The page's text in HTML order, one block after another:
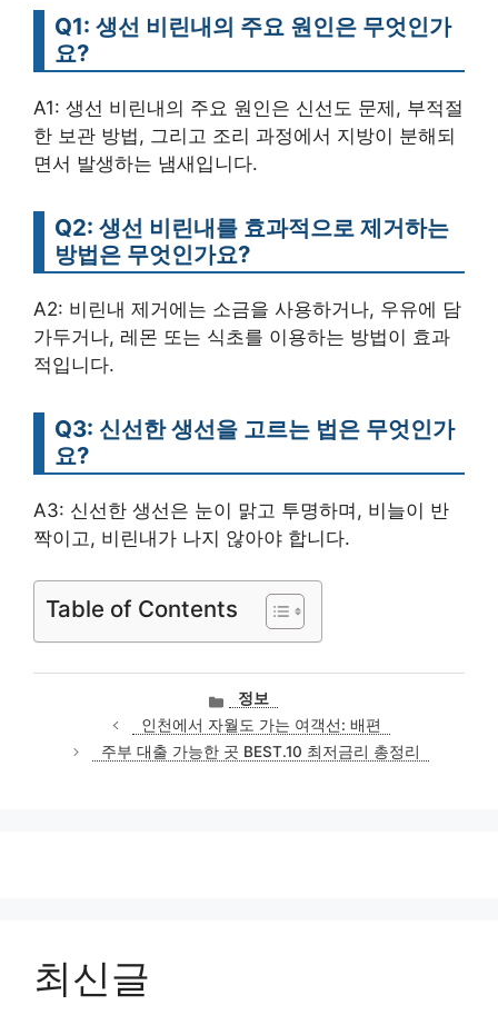
Q1: 생선 비린내의 주요 원인은 무엇인가
요?
A1: 생선 비린내의 주요 원인은 신선도 문제, 부적절
한 보관 방법, 그리고 조리 과정에서 지방이 분해되
면서 발생하는 냄새입니다.
Q2: 생선 비린내를 효과적으로 제거하는
방법은 무엇인가요?
A2: 비린내 제거에는 소금을 사용하거나, 우유에 담
가두거나, 레몬 또는 식초를 이용하는 방법이 효과
적입니다.
Q3: 신선한 생선을 고르는 법은 무엇인가
요?
A3: 신선한 생선은 눈이 맑고 투명하며, 비늘이 반
짝이고, 비린내가 나지 않아야 합니다.
Table of Contents
카
테
고
리
정보
인천에서 자월도 가는 여객선: 배편
주부 대출 가능한 곳 BEST.10 최저금리 총정리
최신글